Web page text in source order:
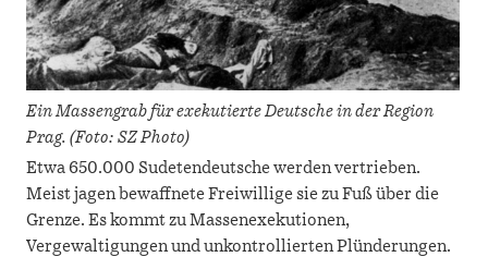
Ein Massengrab für exekutierte Deutsche in der Region
Prag. (Foto: SZ Photo)
Etwa 650.000 Sudetendeutsche werden vertrieben.
Meist jagen bewaffnete Freiwillige sie zu Fuß über die
Grenze. Es kommt zu Massenexekutionen,
Vergewaltigungen und unkontrollierten Plünderungen.